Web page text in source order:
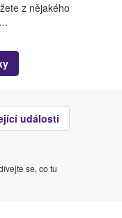
z nějakého
události
se, co tu